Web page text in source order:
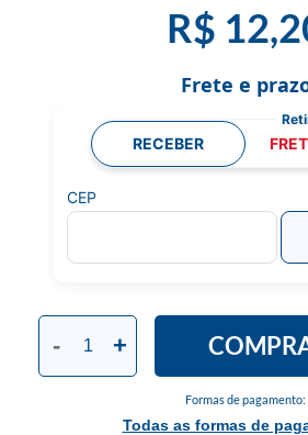
R$
Formas de pagamento:
Todas as formas de
- +
Frete e
RECEBER
CEP